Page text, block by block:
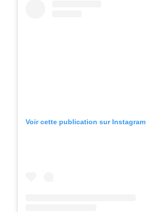
Voir cette publication sur Instagram